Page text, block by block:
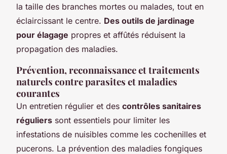
la taille des branches mortes ou malades, tout en
éclaircissant le centre. Des outils de jardinage
pour élagage propres et affûtés réduisent la
propagation des maladies.
Prévention, reconnaissance et traitements
naturels contre parasites et maladies
courantes
Un entretien régulier et des contrôles sanitaires
réguliers sont essentiels pour limiter les
infestations de nuisibles comme les cochenilles et
pucerons. La prévention des maladies fongiques